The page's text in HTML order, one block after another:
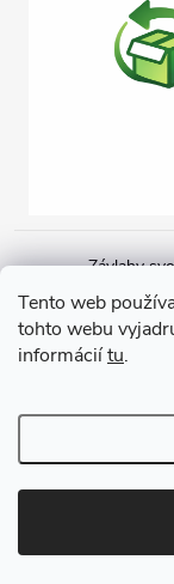
Tento web
tohto webu
informáciítu.
Závlahy
Cenová ponuka
Copyright 2026
Odstúpiť od zmluvy